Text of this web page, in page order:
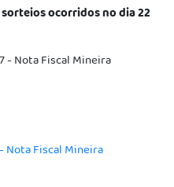
ocorridos no dia 22
- Nota Fiscal Mineira
Nota Fiscal Mineira